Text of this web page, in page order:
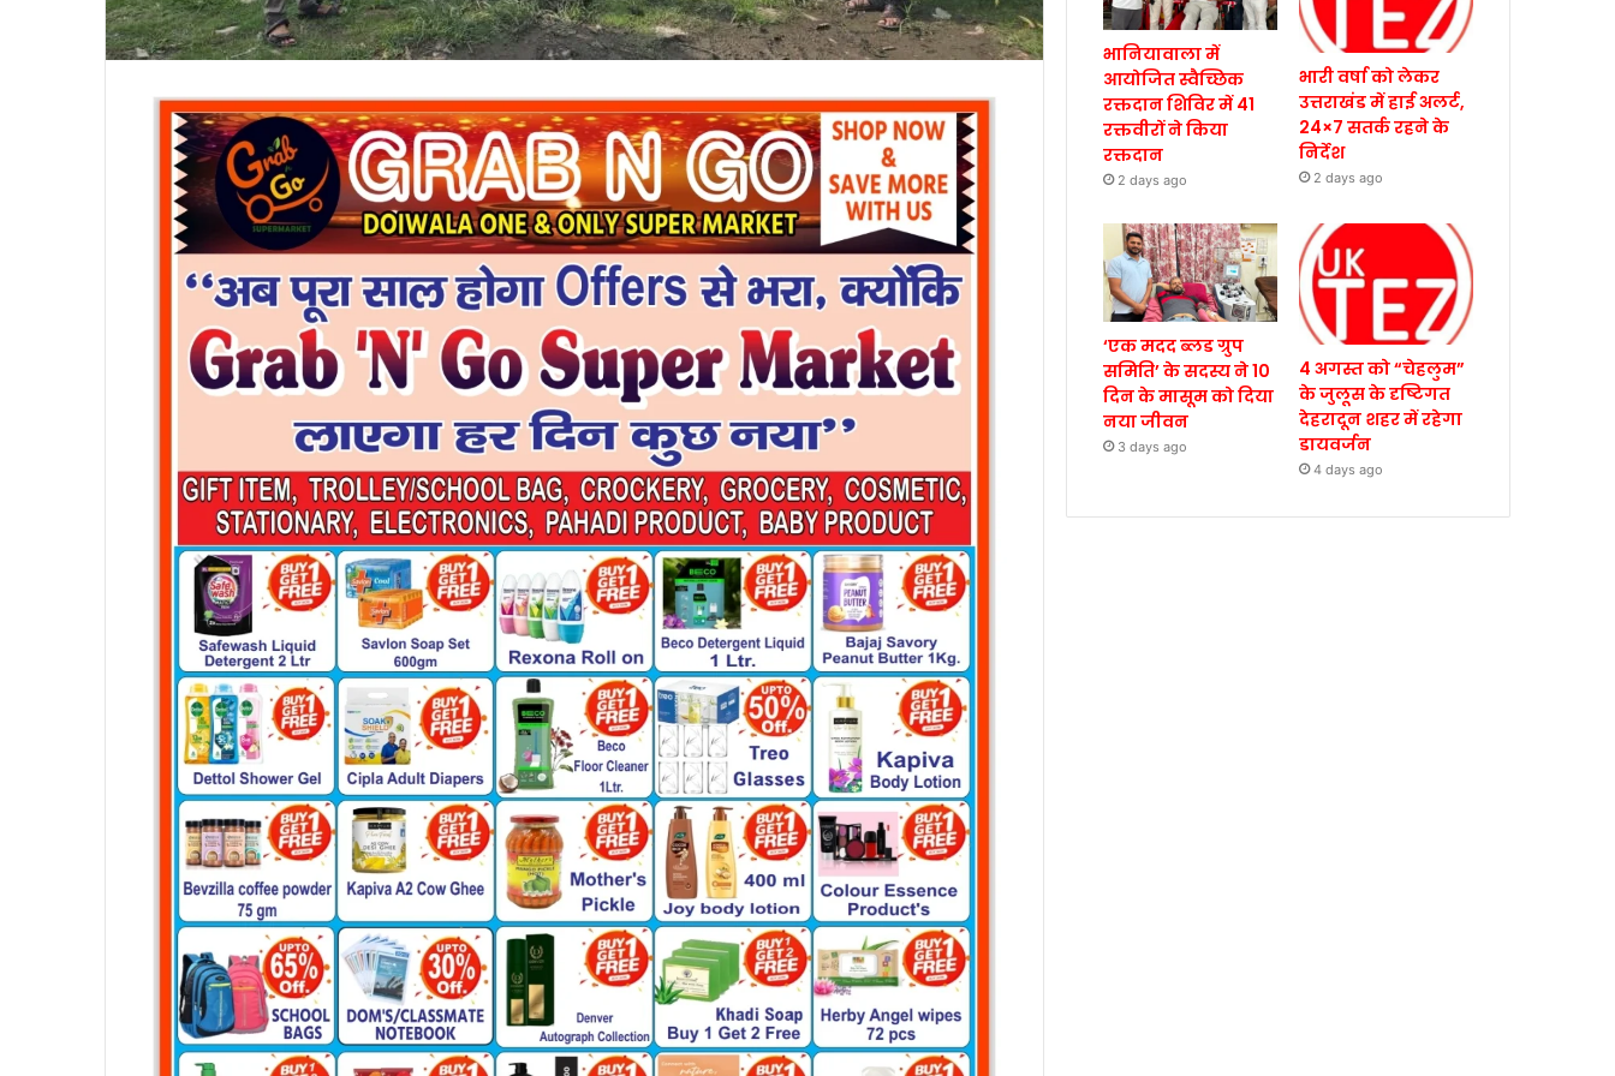
भानियावाला में
आयोजित स्वैच्छिक
रक्तदान शिविर में 41
रक्तवीरों ने किया
रक्तदान
2 days ago
भारी वर्षा को लेकर
उत्तराखंड में हाई अलर्ट,
24×7 सतर्क रहने के
निर्देश
2 days ago
‘एक मदद ब्लड ग्रुप
समिति’ के सदस्य ने 10
दिन के मासूम को दिया
नया जीवन
3 days ago
4 अगस्त को “चेहलुम”
के जुलूस के दृष्टिगत
देहरादून शहर में रहेगा
डायवर्जन
4 days ago